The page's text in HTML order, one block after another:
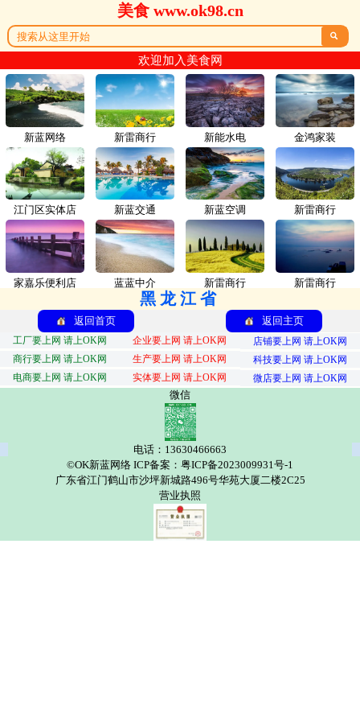
美食 www.ok98.cn

欢迎加入美食网
新蓝网络 新雷商行
江门区实体店 新蓝交通
家嘉乐便利店 蓝蓝中介
新能水电 金鸿家装
新蓝空调 新雷商行
新雷商行 新雷商行
黑龙江省
返回首页 返回主页
工厂要上网 请上OK网 企业要上网 请上OK网
店铺要上网 请上OK网
商行要上网 请上OK网
生产要上网 请上OK网
科技要上网 请上OK网
电商要上网 请上OK网
实体要上网 请上OK网 微店要上网 请上OK网
微信
电话：13630466663
©OK新蓝网络 ICP备案：粤ICP备2023009931号-1
广东省江门鹤山市沙坪新城路496号华苑大厦二楼2C25
营业执照